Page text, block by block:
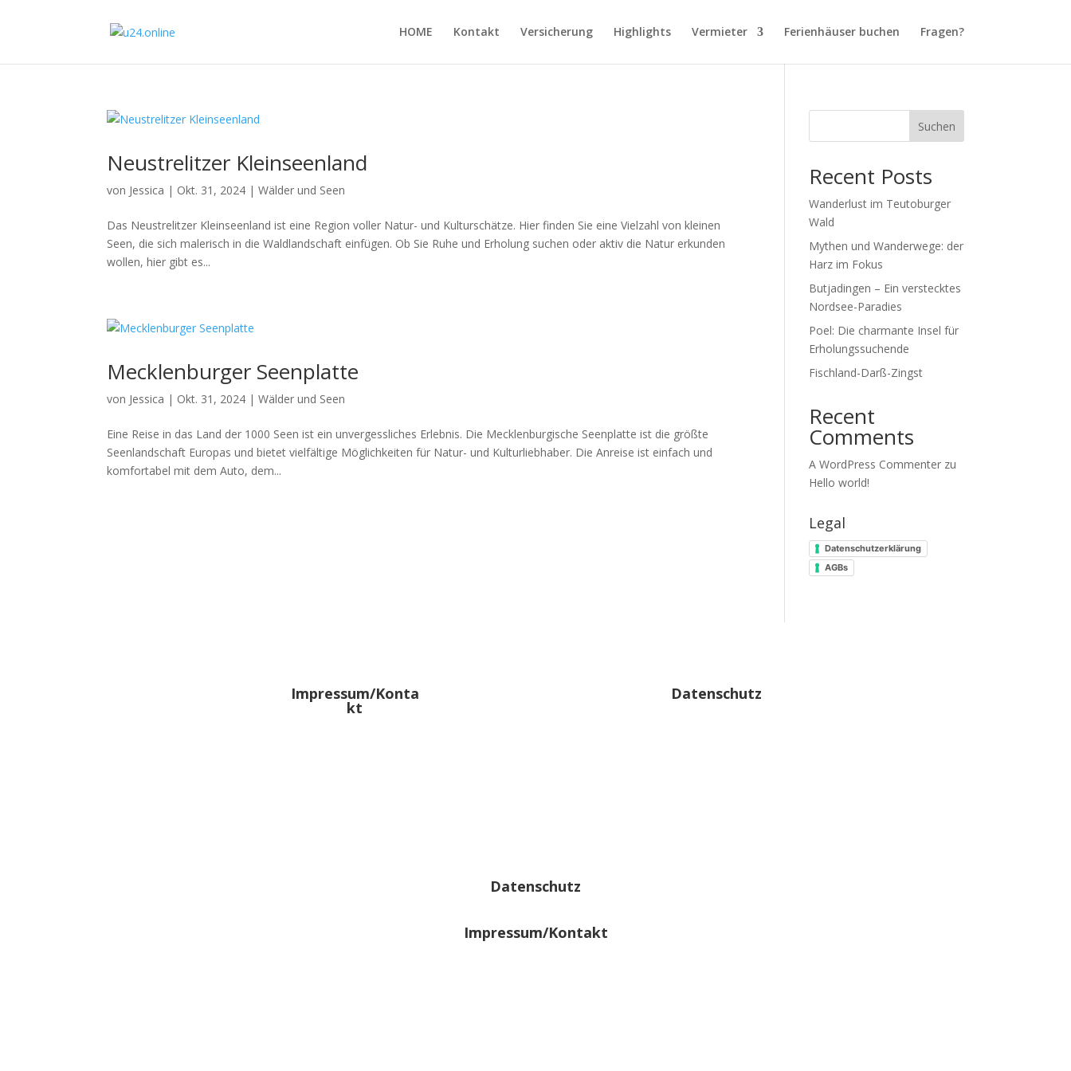
HOME Kontakt Versicherung Highlights Vermieter Ferienhäuser buchen Fragen?
Neustrelitzer Kleinseenland
von Jessica | Okt. 31, 2024 |Wälder und Seen
Das Neustrelitzer Kleinseenland ist eine Region voller Natur- und Kulturschätze. Hier finden Sie eine Vielzahl von kleinen
Seen, die sich malerisch in die Waldlandschaft einfügen. Ob Sie Ruhe und Erholung suchen oder aktiv die Natur erkunden
wollen, hier gibt es...
Mecklenburger Seenplatte
von Jessica | Okt. 31, 2024 |Wälder und Seen
Eine Reise in das Land der 1000 Seen ist ein unvergessliches Erlebnis. Die Mecklenburgische Seenplatte ist die größte
Seenlandschaft Europas und bietet vielfältige Möglichkeiten für Natur- und Kulturliebhaber. Die Anreise ist einfach und
komfortabel mit dem Auto, dem...
Suchen
Recent Posts
Wanderlust im Teutoburger
Wald
Mythen und Wanderwege: der
Harz im Fokus
Butjadingen – Ein verstecktes
Nordsee-Paradies
Poel: Die charmante Insel für
Erholungssuchende
Fischland-Darß-Zingst
Recent
Comments
A WordPress Commenter zu
Hello world!
Legal
Datenschutzerklärung
AGBs
Impressum/Konta
kt
Datenschutz
Datenschutz
Impressum/Kontakt